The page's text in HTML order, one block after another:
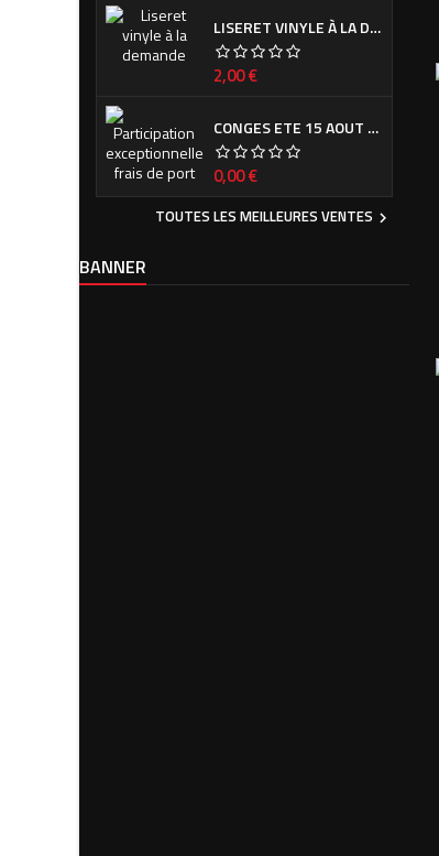
LISERET VINYLE À LA DEMANDE
Prix
2,00 €
CONGES ETE 15 AOUT - 7 SEPTEMBRE
Prix
0,00 €
TOUTES LES MEILLEURES VENTES 
BANNER